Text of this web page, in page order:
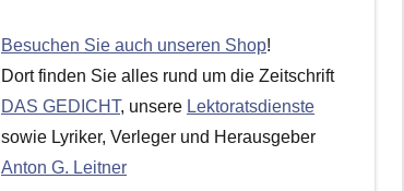
Besuchen Sie auch unseren Shop!
Dort finden Sie alles rund um die Zeitschrift
DAS GEDICHT, unsere Lektoratsdienste
sowie Lyriker, Verleger und Herausgeber
Anton G. Leitner